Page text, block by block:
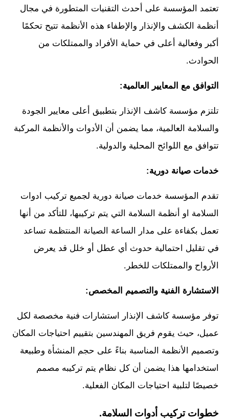
تعتمد المؤسسة على أحدث التقنيات المتطورة في مجال
أنظمة الكشف والإنذار والإطفاء هذه الأنظمة تتيح تحكمًا
أكبر وفعالية أعلى في حماية الأفراد والممتلكات من
الحوادث.
التوافق مع المعايير العالمية:
تلتزم مؤسسة كاشف الإنذار بتطبيق أعلى معايير الجودة
والسلامة العالمية، مما يضمن أن الأدوات والأنظمة المركبة
تتوافق مع اللوائح المحلية والدولية.
خدمات صيانة دورية:
تقدم المؤسسة خدمات صيانة دورية لجميع تركيب ادوات
السلامة او أنظمة السلامة التي يتم تركيبها، للتأكد من أنها
تعمل بكفاءة على مدار الساعة الصيانة المنتظمة تساعد
في تقليل احتمالية حدوث أي عطل أو خلل قد يعرض
الأرواح والممتلكات للخطر.
الاستشارة الفنية والتصميم المخصص:
توفر مؤسسة كاشف الإنذار استشارات فنية مخصصة لكل
عميل، حيث يقوم فريق المهندسين بتقييم احتياجات المكان
وتصميم الأنظمة المناسبة بناءً على حجم المنشأة وطبيعة
استخدامها هذا يضمن أن كل نظام يتم تركيبه مصمم
خصيصًا لتلبية احتياجات المكان الفعلية.
خطوات تركيب أدوات السلامة.